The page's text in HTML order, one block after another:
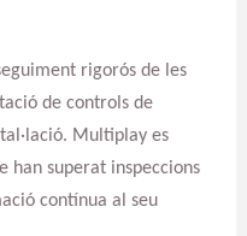
rigorós de les
de controls de
Multiplay es
han superat inspeccions
contínua al seu